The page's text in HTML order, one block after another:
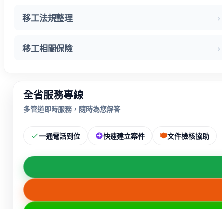
移工法規整理
移工相關保險
全省服務專線
多管道即時服務，隨時為您解答
一通電話到位 快速建立案件 文件檢核協助